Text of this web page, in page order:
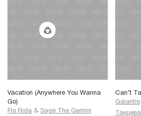
Vacation (Anywhere You Wanna
Go)
Flo Rida & Sage The Gemini
Can’t
Galantis